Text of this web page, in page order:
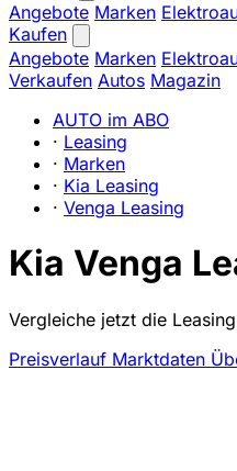
Angebote Marken
Kaufen
Angebote Marken
Verkaufen Autos Magazin
AUTO im ABO
· Leasing
· Marken
· Kia Leasing
· Venga Leasing
Kia Venga
Vergleiche jetzt die
Preisverlauf Marktdaten